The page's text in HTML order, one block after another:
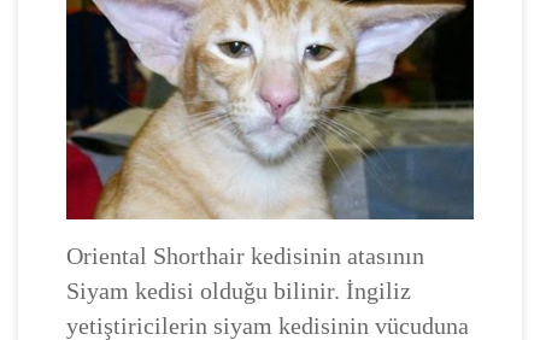
Oriental Shorthair kedisinin atasının
Siyam kedisi olduğu bilinir. İngiliz
yetiştiricilerin siyam kedisinin vücuduna